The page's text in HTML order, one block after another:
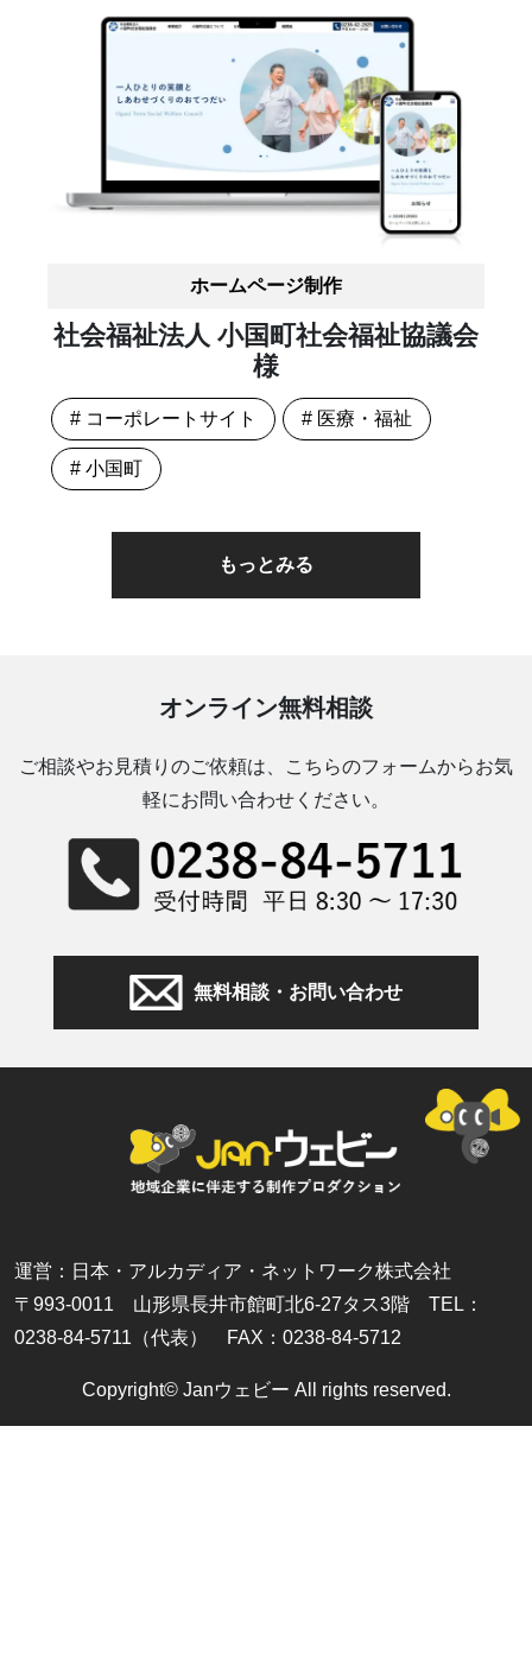
ホームページ制作
社会福祉法人 小国町社会福祉協議会
様
# コーポレートサイト # 医療・福祉
# 小国町
もっとみる
オンライン無料相談
ご相談やお見積りのご依頼は、こちらのフォームからお気
軽にお問い合わせください。
無料相談・お問い合わせ
運営：日本・アルカディア・ネットワーク株式会社
〒993-0011 山形県長井市館町北6-27タス3階 TEL：
0238-84-5711（代表） FAX：0238-84-5712
Copyright© Janウェビー All rights reserved.